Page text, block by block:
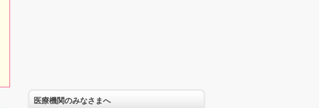
医療機関のみなさまへ